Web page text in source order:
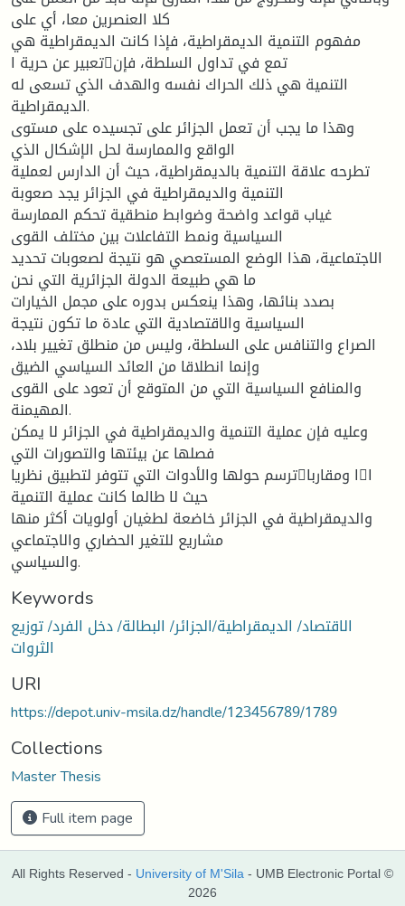
كلا العنصرين معا، أي على
مفهوم التنمية الديمقراطية، فإذا كانت الديمقراطية هي
تعبير عن حرية اتمع في تداول السلطة، فإن
التنمية هي ذلك الحراك نفسه والهدف الذي تسعى له
الديمقراطية.
وهذا ما يجب أن تعمل الجزائر على تجسيده على مستوى
الواقع والممارسة لحل الإشكال الذي
تطرحه علاقة التنمية بالديمقراطية، حيث أن الدارس لعملية
التنمية والديمقراطية في الجزائر يجد صعوبة
غياب قواعد واضحة وضوابط منطقية تحكم الممارسة
السياسية ونمط التفاعلات بين مختلف القوى
الاجتماعية، هذا الوضع المستعصي هو نتيجة لصعوبات تحديد
ما هي طبيعة الدولة الجزائرية التي نحن
بصدد بنائها، وهذا ينعكس بدوره على مجمل الخيارات
السياسية والاقتصادية التي عادة ما تكون نتيجة
الصراع والتنافس على السلطة، وليس من منطلق تغيير بلاد،
وإنما انطلاقا من العائد السياسي الضيق
والمنافع السياسية التي من المتوقع أن تعود على القوى
المهيمنة.
وعليه فإن عملية التنمية والديمقراطية في الجزائر لا يمكن
فصلها عن بيئتها والتصورات التي
ترسم حولها والأدوات التي تتوفر لتطبيق نظرياا ومقارباا
حيث لا طالما كانت عملية التنمية
والديمقراطية في الجزائر خاضعة لطغيان أولويات أكثر منها
مشاريع للتغير الحضاري والاجتماعي
والسياسي.
Keywords
الاقتصاد/ الديمقراطية/الجزائر/ البطالة/ دخل الفرد/ توزيع
الثروات
URI
https://depot.univ-msila.dz/handle/123456789/1789
Collections
Master Thesis
Full item page
All Rights Reserved - University of M'Sila - UMB Electronic Portal ©
2026